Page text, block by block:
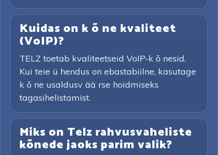
Kuidas on k õ ne kvaliteet
(VoIP)?
TELZ toetab kvaliteetseid VoIP-k õ nesid.
Kui teie ü hendus on ebastabiilne, kasutage
k õ ne usaldusv ää rse hoidmiseks
tagasihelistamist.
Miks on Telz rahvusvaheliste
kõnede jaoks parim valik?